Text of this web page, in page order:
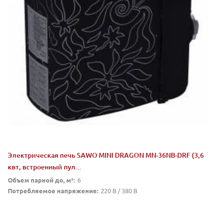
Электрическая печь SAWO MINI DRAGON MN-36NB-DRF (3,6
квт, встроенный пул...
Объем парной до, м³: 6
Потребляемое напряжение: 220 В / 380 В